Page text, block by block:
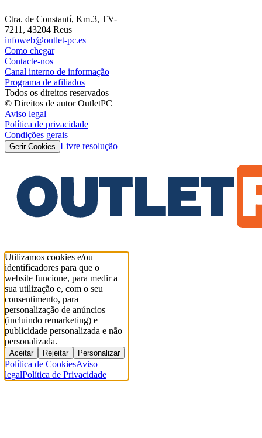
Ctra. de Constantí, Km.3, TV-
7211, 43204 Reus
infoweb@outlet-pc.es
Como chegar
Contacte-nos
Canal interno de informação
Programa de afiliados
Todos os direitos reservados
© Direitos de autor OutletPC
Aviso legal
Política de privacidade
Condições gerais
Gerir Cookies Livre resolução
Utilizamos cookies e/ou
identificadores para que o
website funcione, para medir a
sua utilização e, com o seu
consentimento, para
personalização de anúncios
(incluindo remarketing) e
publicidade personalizada e não
personalizada.
Aceitar Rejeitar Personalizar
Política de CookiesAviso
legalPolítica de Privacidade